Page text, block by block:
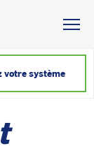
votre système